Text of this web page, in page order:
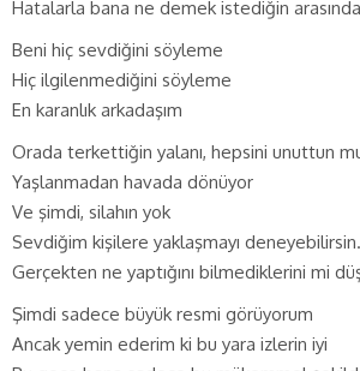
Hatalarla bana ne demek istediğin arasında
Beni hiç sevdiğini söyleme
Hiç ilgilenmediğini söyleme
En karanlık arkadaşım
Orada terkettiğin yalanı, hepsini unuttun
Yaşlanmadan havada dönüyor
Ve şimdi, silahın yok
Sevdiğim kişilere yaklaşmayı deneyebilirsin.
Gerçekten ne yaptığını bilmediklerini mi
Şimdi sadece büyük resmi görüyorum
Ancak yemin ederim ki bu yara izlerin iyi